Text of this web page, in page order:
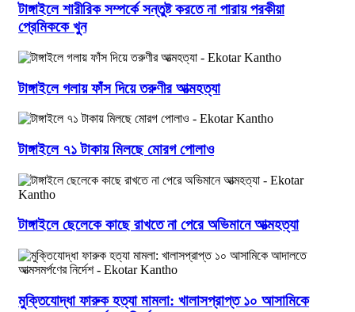
টাঙ্গাইলে শারীরিক সম্পর্কে সন্তুষ্ট করতে না পারায় পরকীয়া
প্রেমিককে খুন
টাঙ্গাইলে গলায় ফাঁস দিয়ে তরুণীর আত্মহত্যা
টাঙ্গাইলে ৭১ টাকায় মিলছে মোরগ পোলাও
টাঙ্গাইলে ছেলেকে কাছে রাখতে না পেরে অভিমানে আত্মহত্যা
মুক্তিযোদ্ধা ফারুক হত্যা মামলা: খালাসপ্রাপ্ত ১০ আসামিকে